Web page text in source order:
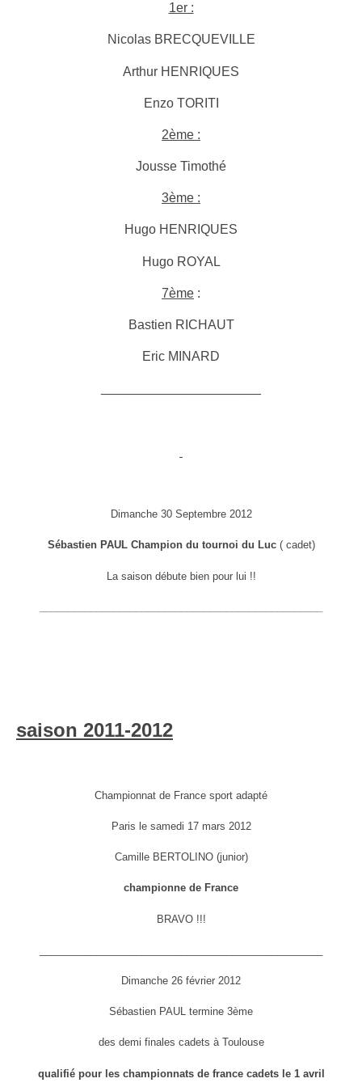
1er :
Nicolas BRECQUEVILLE
Arthur HENRIQUES
Enzo TORITI
2ème :
Jousse Timothé
3ème :
Hugo HENRIQUES
Hugo ROYAL
7ème :
Bastien RICHAUT
Eric MINARD
Dimanche 30 Septembre 2012
Sébastien PAUL Champion du tournoi du Luc( cadet)
La saison débute bien pour lui !!
saison 2011-2012
Championnat de France sport adapté
Paris le samedi 17 mars 2012
Camille BERTOLINO (junior)
championne de France
BRAVO !!!
Dimanche 26 février 2012
Sébastien PAUL termine 3ème
des demi finales cadets à Toulouse
qualifié pour les championnats de france cadets le 1 avril